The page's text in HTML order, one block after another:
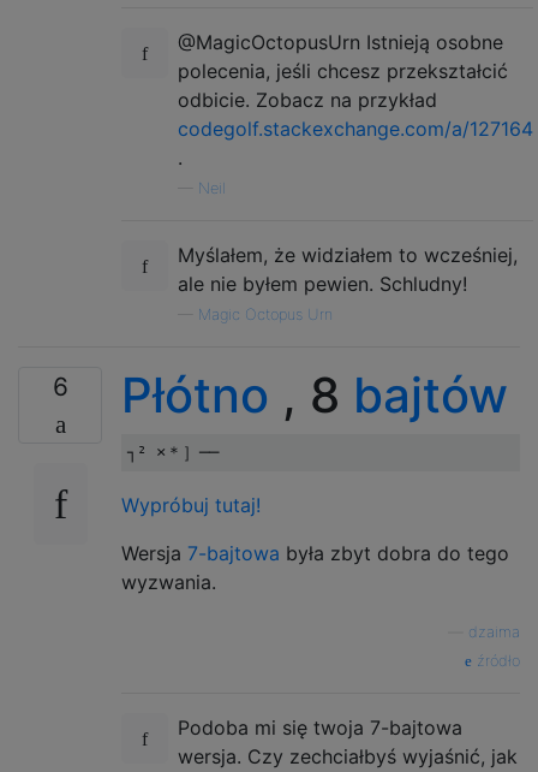
@MagicOctopusUrn Istnieją osobne
polecenia, jeśli chcesz przekształcić
odbicie. Zobacz na przykład
codegolf.stackexchange.com/a/127164
.
Neil
Myślałem, że widziałem to wcześniej,
ale nie byłem pewien. Schludny!
Magic Octopus Urn
6 Płótno , 8 bajtów
Wypróbuj tutaj!
Wersja 7-bajtowa była zbyt dobra do tego
wyzwania.
dzaima
źródło
Podoba mi się twoja 7-bajtowa
wersja. Czy zechciałbyś wyjaśnić, jak